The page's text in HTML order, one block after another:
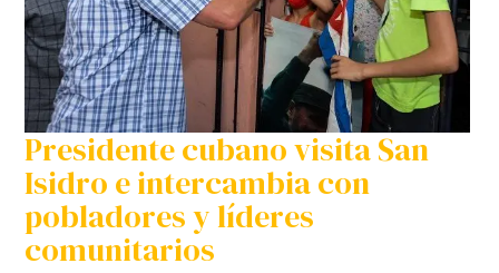
Presidente cubano visita San
Isidro e intercambia con
pobladores y líderes
comunitarios